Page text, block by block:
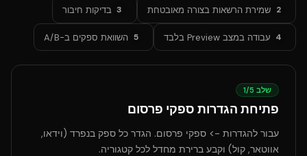
2 שמירת הרשאות בצורה מאובטחת 3 בדיקות חיבור
4 עבודה במצב Preview בלבד 5 השוואת ספקים ב-A/B
שלב 1/5
פתיחת הגדרות ספקי פרסום
עבור להגדרות -> ספקי פרסום. הגדר כל ספק בנפרד (וידאו,
אווטאר, קול) וקבע ברירת מחדל לכל קטגוריה.